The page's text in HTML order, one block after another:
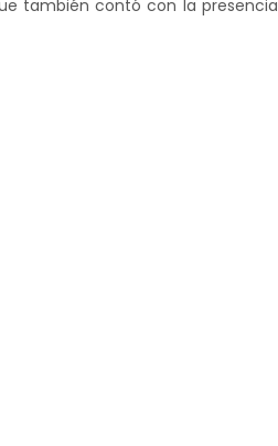
también contó con la presencia